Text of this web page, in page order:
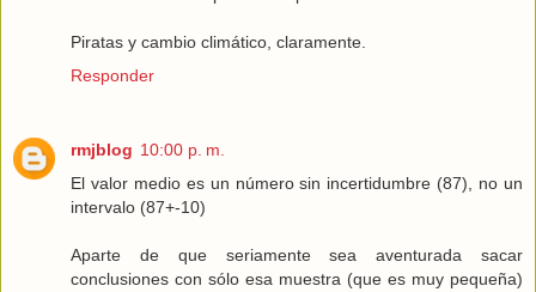
Piratas y cambio climático, claramente.
Responder
rmjblog 10:00 p. m.
El valor medio es un número sin incertidumbre (87), no un
intervalo (87+-10)
Aparte de que seriamente sea aventurada sacar
conclusiones con sólo esa muestra (que es muy pequeña)